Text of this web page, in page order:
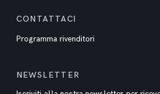
CONTATTACI
Programma rivenditori
NEWSLETTER